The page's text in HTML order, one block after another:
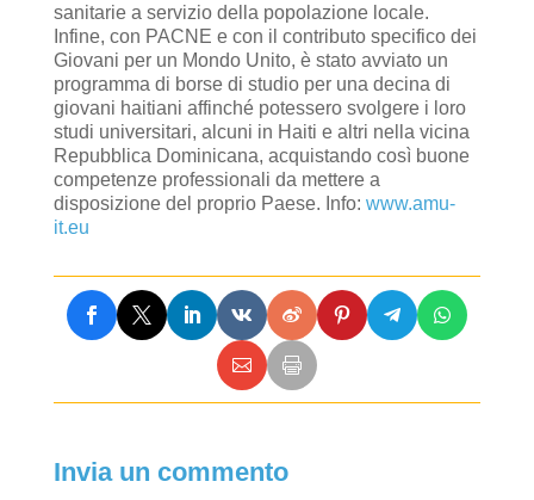
sanitarie a servizio della popolazione locale.
Infine, con PACNE e con il contributo specifico dei
Giovani per un Mondo Unito, è stato avviato un
programma di borse di studio per una decina di
giovani haitiani affinché potessero svolgere i loro
studi universitari, alcuni in Haiti e altri nella vicina
Repubblica Dominicana, acquistando così buone
competenze professionali da mettere a
disposizione del proprio Paese. Info: www.amu-
it.eu
Invia un commento